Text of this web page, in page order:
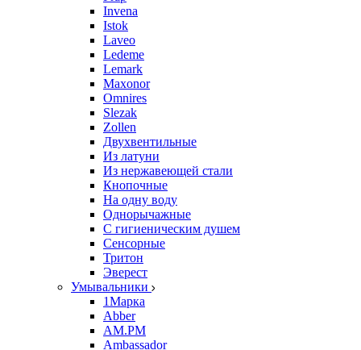
Invena
Istok
Laveo
Ledeme
Lemark
Maxonor
Omnires
Slezak
Zollen
Двухвентильные
Из латуни
Из нержавеющей стали
Кнопочные
На одну воду
Однорычажные
С гигиеническим душем
Сенсорные
Тритон
Эверест
Умывальники
1Марка
Abber
AM.PM
Ambassador